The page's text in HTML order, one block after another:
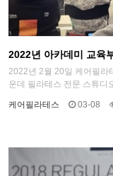
2022년 아카데미 교육
2022년 2월 20일 케어필라
운데 필라테스 전문 스튜디
케어필라테스 03-08